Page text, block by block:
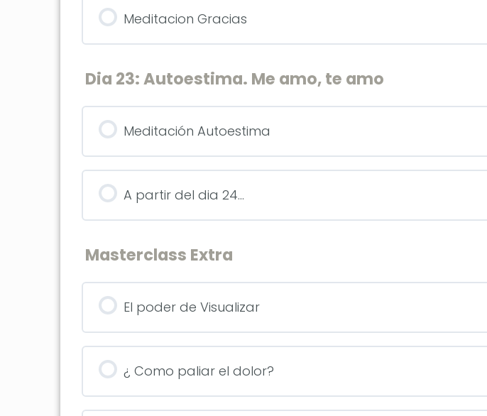
Meditacion Gracias
Dia 23: Autoestima. Me amo, te amo
Meditación Autoestima
A partir del dia 24…
Masterclass Extra
El poder de Visualizar
¿ Como paliar el dolor?